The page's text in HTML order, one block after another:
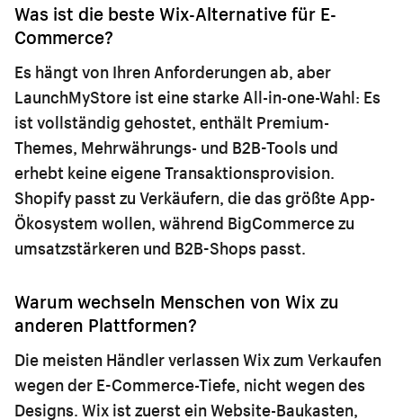
Was ist die beste Wix-Alternative für E-
Commerce?
Es hängt von Ihren Anforderungen ab, aber
LaunchMyStore ist eine starke All-in-one-Wahl: Es
ist vollständig gehostet, enthält Premium-
Themes, Mehrwährungs- und B2B-Tools und
erhebt keine eigene Transaktionsprovision.
Shopify passt zu Verkäufern, die das größte App-
Ökosystem wollen, während BigCommerce zu
umsatzstärkeren und B2B-Shops passt.
Warum wechseln Menschen von Wix zu
anderen Plattformen?
Die meisten Händler verlassen Wix zum Verkaufen
wegen der E-Commerce-Tiefe, nicht wegen des
Designs. Wix ist zuerst ein Website-Baukasten,